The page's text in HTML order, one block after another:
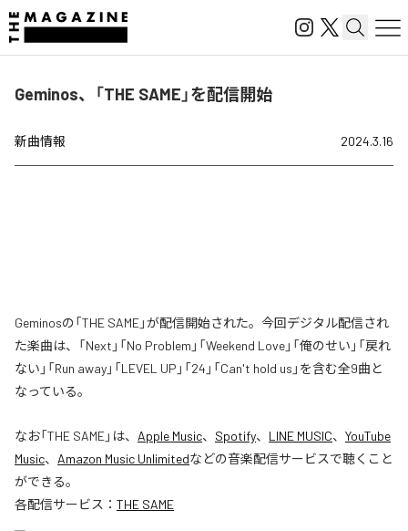
Geminos、「THE SAME」を配信開始
新曲情報 2024.3.16
Geminosの「THE SAME」が配信開始された。今回デジタル配信され
た楽曲は、「Next」「No Problem」「Weekend Love」「俺のせい」「戻れ
ない」「Run away」「LEVEL UP」「24」「Can't hold us」を含む全9曲と
なっている。
なお「THE SAME」は、 Apple Music、 Spotify、 LINE MUSIC、 YouTube
Music、 Amazon Music Unlimitedなどの音楽配信サービスで聴くこと
ができる。
各配信サービス： THE SAME